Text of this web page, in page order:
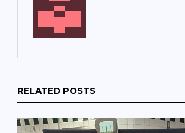
RELATED POSTS